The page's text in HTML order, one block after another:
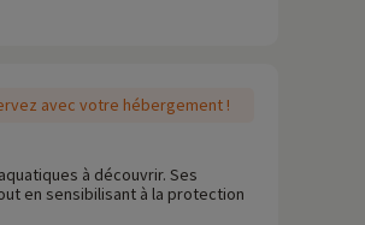
avec votre hébergement !
à découvrir. Ses
en sensibilisant à la protection